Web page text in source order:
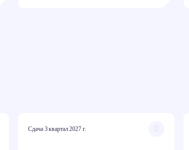
Сдача 3 квартал 2027 г.